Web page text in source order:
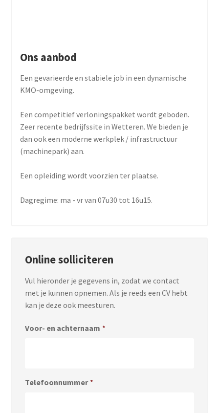
Ons aanbod
Een gevarieerde en stabiele job in een dynamische
KMO-omgeving.
Een competitief verloningspakket wordt geboden.
Zeer recente bedrijfssite in Wetteren. We bieden je
dan ook een moderne werkplek / infrastructuur
(machinepark) aan.
Een opleiding wordt voorzien ter plaatse.
Dagregime: ma - vr van 07u30 tot 16u15.
Online solliciteren
Vul hieronder je gegevens in, zodat we contact
met je kunnen opnemen. Als je reeds een CV hebt
kan je deze ook meesturen.
Voor- en achternaam *
Telefoonnummer *